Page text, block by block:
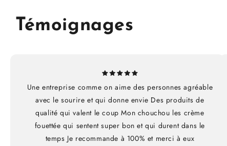
Témoignages
Une entreprise comme on aime des personnes agréable
avec le sourire et qui donne envie Des produits de
qualité qui valent le coup Mon chouchou les crème
fouettée qui sentent super bon et qui durent dans le
temps Je recommande à 100% et merci à eux